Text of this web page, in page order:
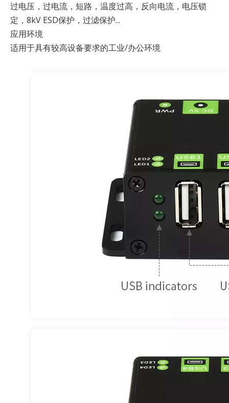
过电压，过电流，短路，温度过高，反向电流，电压锁
定，8kV ESD保护，过滤保护...
应用环境
适用于具有较高设备要求的工业/办公环境